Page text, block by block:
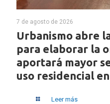
7 de agosto de 2026
Urbanismo abre
para elaborar la
aportará mayor
uso residencial
Leer más